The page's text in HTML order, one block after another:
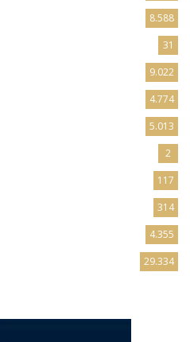
8.588
31
9.022
4.774
5.013
2
117
314
4.355
29.334